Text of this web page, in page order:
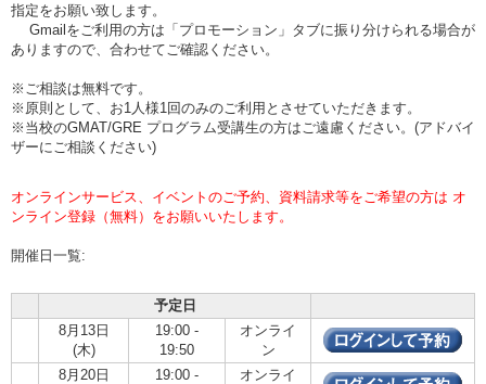
指定をお願い致します。
Gmailをご利用の方は「プロモーション」タブに振り分けられる場合が
ありますので、合わせてご確認ください。
※ご相談は無料です。
※原則として、お1人様1回のみのご利用とさせていただきます。
※当校のGMAT/GRE プログラム受講生の方はご遠慮ください。(アドバイ
ザーにご相談ください)
オンラインサービス、イベントのご予約、資料請求等をご希望の方は オ
ンライン登録（無料）をお願いいたします。
開催日一覧:
予定日
8月13日
(木)
19:00 -
19:50
オンライ
ン
8月20日
19:00 -
オンライ